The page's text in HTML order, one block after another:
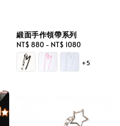
緞面手作領帶系列
Regular
price
NT$ 880 - NT$ 1080
+5